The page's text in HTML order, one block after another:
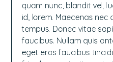
quam nunc, blandit vel,
id, lorem. Maecenas
tempus. Donec vitae
faucibus. Nullam quis
eget eros faucibus